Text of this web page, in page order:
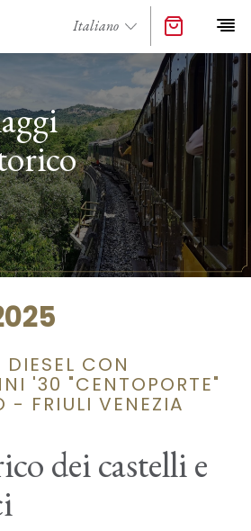
CON
'30 "CENTOPORTE"
- FRIULI VENEZIA
dei castelli e